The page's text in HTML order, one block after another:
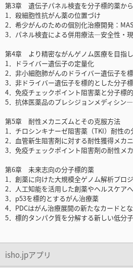
第3章 遺伝子パネル検査を分子標的薬か
1．殺細胞性抗がん薬の位置づけ
2．希少がんのための個別化治療開発：
3．パネル検査による併用療法―安全性・
第4章 より精密ながんゲノム医療を目指
1．ドライバー遺伝子の定量化
2．非小細胞肺がんのドライバー遺伝子を
3．非ドライバー遺伝子を標的とした分子
4．免疫チェックポイント阻害薬と分子標
5．抗体医薬品のプレシジョンメディシン
第5章 耐性メカニズムとその克服方法
1．チロシンキナーゼ阻害薬（TKI）耐性
2．血管新生阻害剤に対する耐性獲得メカ
3．免疫チェックポイント阻害剤の耐性メ
第6章 未来志向の分子標的薬
1．創薬に向けた大規模全ゲノム解析プロ
2．人工知能を活用した創薬やヘルスケア
3．p53を標的とするがん治療薬
4．PDCはがん治療展開の新たなカードと
5．標的タンパク質を分解する新しい低分
isho.jpアプリ